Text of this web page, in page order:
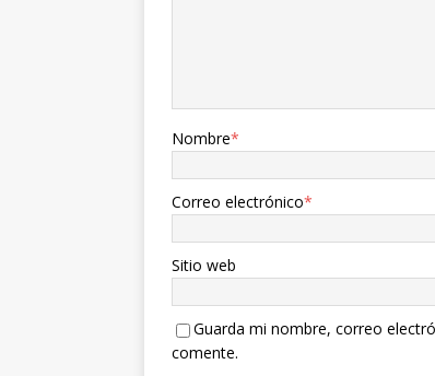
Nombre*
Correo electrónico*
Sitio web
Guarda mi nombre, correo
comente.